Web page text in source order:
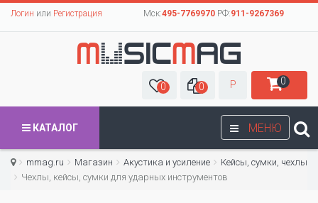
Логин или Регистрация Мск:495-7769970РФ:911-9267369
0 0 Р 0
МЕНЮ
КАТАЛОГ
mmag.ru Магазин Акустика и усиление
Кейсы, сумки, чехлы
Чехлы, кейсы, сумки для ударных инструментов